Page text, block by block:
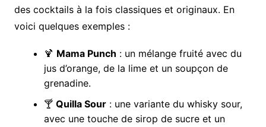
des cocktails à la fois classiques et originaux. En
voici quelques exemples :
🍹 Mama Punch : un mélange fruité avec du
jus d’orange, de la lime et un soupçon de
grenadine.
🍸 Quilla Sour: une variante du whisky sour,
avec une touche de sirop de sucre et un